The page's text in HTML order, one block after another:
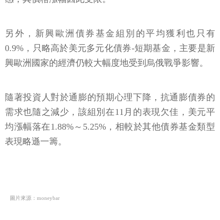
另外，新興歐洲債券基金組別的平均獲利也只有
0.9%，只略高於美元多元化債券-短期基金，主要是新
興歐洲國家的經濟仍較大幅度地受到烏俄戰爭影響。
隨著投資人對於通膨的預期心理下降，抗通膨債券的
需求也隨之減少，該組別在11月的表現欠佳，美元平
均漲幅落在1.88%～5.25%，相較於其他債券基金類型
表現略遜一籌。
圖片來源：moneybar